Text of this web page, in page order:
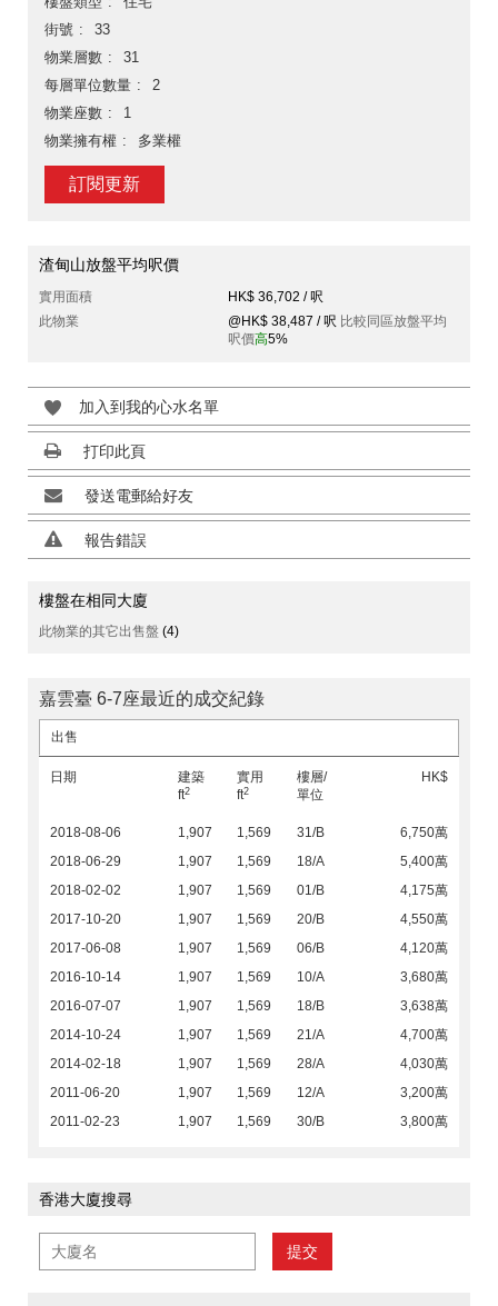
街號
33
物業層數
31
每層單位數量
2
物業座數
1
物業擁有權
多業權
訂閱更新
渣甸山放盤平均呎價
實用面積
HK$ 36,702 / 呎
此物業
@HK$ 38,487 / 呎 比較同區放盤平均
呎價高5%
加入到我的心水名單
打印此頁
發送電郵給好友
報告錯誤
樓盤在相同大廈
此物業的其它出售盤 (4)
嘉雲臺 6-7座最近的成交紀錄
出售
日期
建築
ft2
實用
ft2
樓層/
單位
HK$
2018-08-06 1,907 1,569 31/B
6,750萬
2018-06-29
1,907 1,569 18/A
5,400萬
2018-02-02
1,907 1,569 01/B
4,175萬
2017-10-20
1,907 1,569 20/B
4,550萬
2017-06-08
1,907 1,569 06/B
4,120萬
2016-10-14
1,907 1,569 10/A
3,680萬
2016-07-07
1,907 1,569 18/B
3,638萬
2014-10-24
1,907 1,569 21/A
4,700萬
2014-02-18
1,907 1,569 28/A
4,030萬
2011-06-20
1,907 1,569 12/A
3,200萬
2011-02-23
1,907 1,569 30/B 3,800萬
香港大廈搜尋
提交